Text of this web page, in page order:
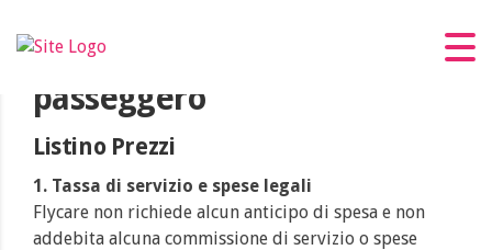
anticipazione di spese per il
passeggero
Listino Prezzi
1. Tassa di servizio e spese legali
Flycare non richiede alcun anticipo di spesa e non
addebita alcuna commissione di servizio o spese